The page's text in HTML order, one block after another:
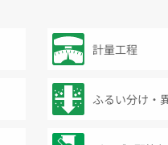
計量工程
ふるい分け・